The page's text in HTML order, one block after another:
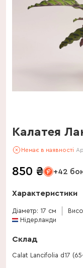
Калатея
Немає в наявності
850 ₴ +42
Характеристики
Діаметр: 17 см
Нідерланди
Склад
Calat Lancifolia d17